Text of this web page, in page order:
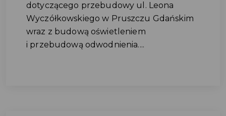
dotyczącego przebudowy ul. Leona
Wyczółkowskiego w Pruszczu Gdańskim
wraz z budową oświetleniem
i przebudową odwodnienia....